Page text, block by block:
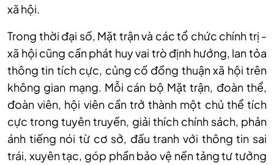
xã hội.
Trong thời đại số, Mặt trận và các tổ chức chính trị -
xã hội cũng cần phát huy vai trò định hướng, lan tỏa
thông tin tích cực, củng cố đồng thuận xã hội trên
không gian mạng. Mỗi cán bộ Mặt trận, đoàn thể,
đoàn viên, hội viên cần trở thành một chủ thể tích
cực trong tuyên truyền, giải thích chính sách, phản
ánh tiếng nói từ cơ sở, đấu tranh với thông tin sai
trái, xuyên tạc, góp phần bảo vệ nền tảng tư tưởng